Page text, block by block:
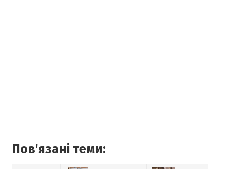
Пов'язані теми: